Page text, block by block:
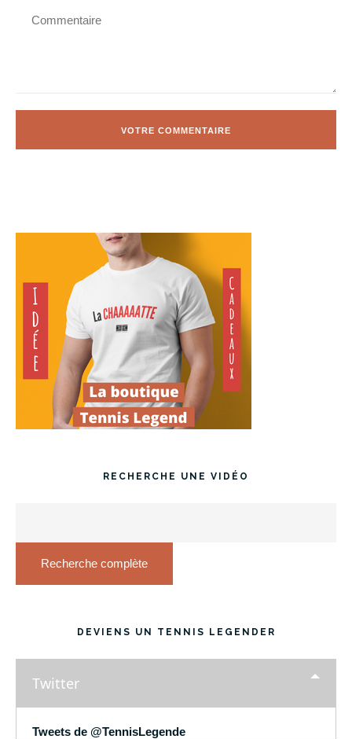
RECHERCHE UNE VIDÉO
Recherche complète
DEVIENS UN TENNIS LEGENDER
Twitter
Tweets de @TennisLegende